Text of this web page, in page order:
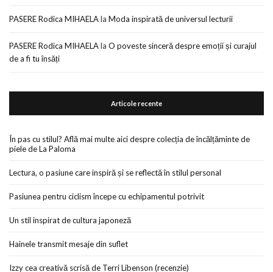
PASERE Rodica MIHAELAla Moda inspirată de universul lecturii
PASERE Rodica MIHAELAla O poveste sinceră despre emoții și curajul
de a fi tu însăți
Articole recente
În pas cu stilul? Află mai multe aici despre colecția de încălțăminte de
piele de La Paloma
Lectura, o pasiune care inspiră și se reflectă în stilul personal
Pasiunea pentru ciclism începe cu echipamentul potrivit
Un stil inspirat de cultura japoneză
Hainele transmit mesaje din suflet
Izzy cea creativă scrisă de Terri Libenson (recenzie)